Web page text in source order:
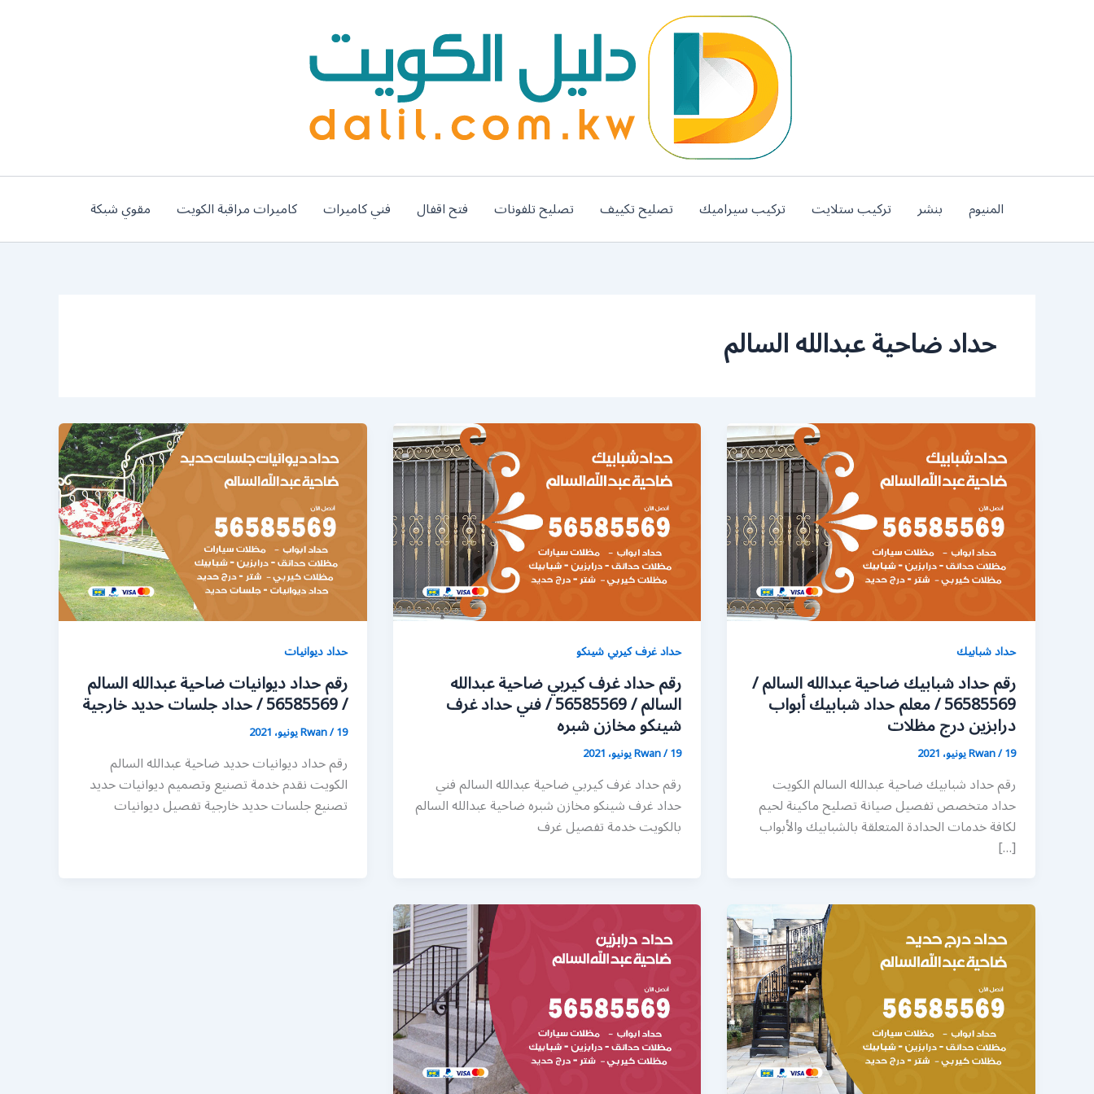
المنيوم بنشر تركيب ستلايت تركيب سيراميك تصليح تكييف تصليح تلفونات فتح اقفال فني كاميرات كاميرات مراقبة الكويت مقوي شبكة
حداد ضاحية عبدالله السالم
حداد شبابيك
رقم حداد شبابيك ضاحية عبدالله السالم /
56585569 / معلم حداد شبابيك أبواب
درابزين درج مظلات
Rwan/19 يونيو، 2021
رقم حداد شبابيك ضاحية عبدالله السالم الكويت
حداد متخصص تفصيل صيانة تصليح ماكينة لحيم
لكافة خدمات الحدادة المتعلقة بالشبابيك والأبواب
[…]
حداد غرف كيربي شينكو
رقم حداد غرف كيربي ضاحية عبدالله
السالم / 56585569 / فني حداد غرف
شينكو مخازن شبره
Rwan/19 يونيو، 2021
رقم حداد غرف كيربي ضاحية عبدالله السالم فني
حداد غرف شينكو مخازن شبره ضاحية عبدالله السالم
بالكويت خدمة تفصيل غرف
حداد ديوانيات
رقم حداد ديوانيات ضاحية عبدالله السالم
/ 56585569 / حداد جلسات حديد خارجية
Rwan/19 يونيو، 2021
رقم حداد ديوانيات حديد ضاحية عبدالله السالم
الكويت نقدم خدمة تصنيع وتصميم ديوانيات حديد
تصنيع جلسات حديد خارجية تفصيل ديوانيات